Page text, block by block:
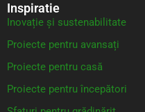
Inspiratie
Inovație și sustenabilitate
Proiecte pentru avansați
Proiecte pentru casă
Proiecte pentru începători